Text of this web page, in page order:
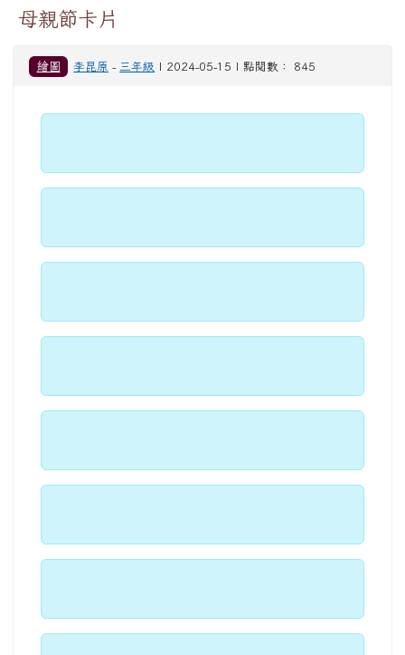
母親節卡片
繪圖 李昆原 - 三年級 | 2024-05-15 | 點閱數： 845